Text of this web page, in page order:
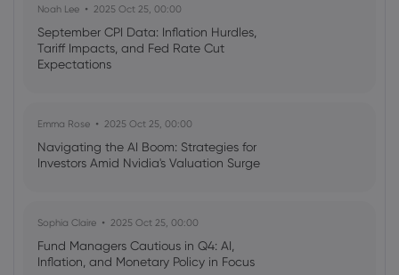
Noah Lee 2025 Oct 25, 00:00
September CPI Data: Inflation Hurdles,
Tariff Impacts, and Fed Rate Cut
Expectations
Emma Rose 2025 Oct 25, 00:00
Navigating the AI Boom: Strategies for
Investors Amid Nvidia's Valuation Surge
Sophia Claire 2025 Oct 25, 00:00
Fund Managers Cautious in Q4: AI,
Inflation, and Monetary Policy in Focus